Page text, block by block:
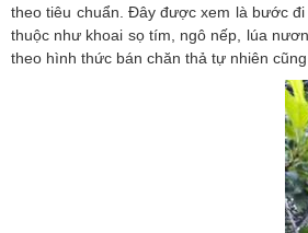
theo tiêu chuẩn. Đây được xem là bước
thuộc như khoai sọ tím, ngô nếp, lúa
theo hình thức bán chăn thả tự nhiên